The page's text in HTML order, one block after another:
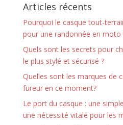
Articles récents
Pourquoi le casque tout-
pour une randonnée en moto
Quels sont les secrets pour
le plus stylé et sécurisé ?
Quelles sont les marques de
fureur en ce moment?
Le port du casque : une
une nécessité vitale pour les